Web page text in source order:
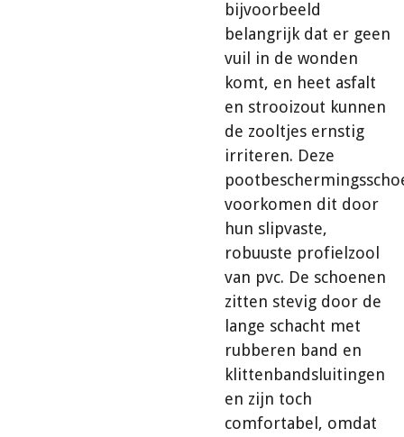
bijvoorbeeld
belangrijk dat er geen
vuil in de wonden
komt, en heet asfalt
en strooizout kunnen
de zooltjes ernstig
irriteren. Deze
voorkomen dit door
hun slipvaste,
robuuste profielzool
van pvc. De schoenen
zitten stevig door de
lange schacht met
rubberen band en
klittenbandsluitingen
en zijn toch
comfortabel, omdat